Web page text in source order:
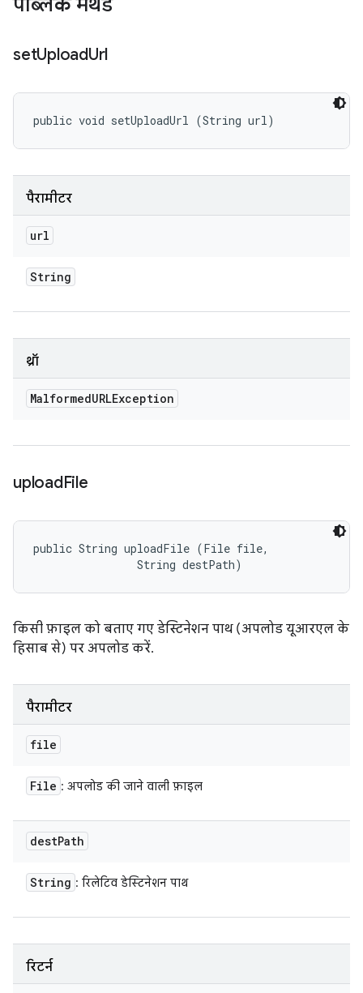
पब्लिक मेथड
setUploadUrl
public void setUploadUrl (String url)
पैरामीटर
url
String
थ्रॉ
MalformedURLException
uploadFile
public String uploadFile (File file,
                String destPath)
किसी फ़ाइल को बताए गए डेस्टिनेशन पाथ (अपलोड यूआरएल के
हिसाब से) पर अपलोड करें.
पैरामीटर
file
File : अपलोड की जाने वाली फ़ाइल
destPath
String : रिलेटिव डेस्टिनेशन पाथ
रिटर्न